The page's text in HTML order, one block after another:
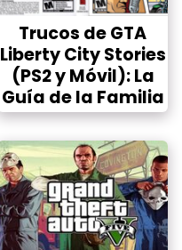
Trucos de GTA
Liberty City Stories
(PS2 y Móvil): La
Guía de la Familia